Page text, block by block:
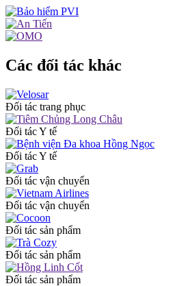
Các đối tác khác
Đối tác trang phục
Đối tác Y tế
Đối tác Y tế
Đối tác vận chuyển
Đối tác vận chuyển
Đối tác sản phẩm
Đối tác sản phẩm
Đối tác sản phẩm